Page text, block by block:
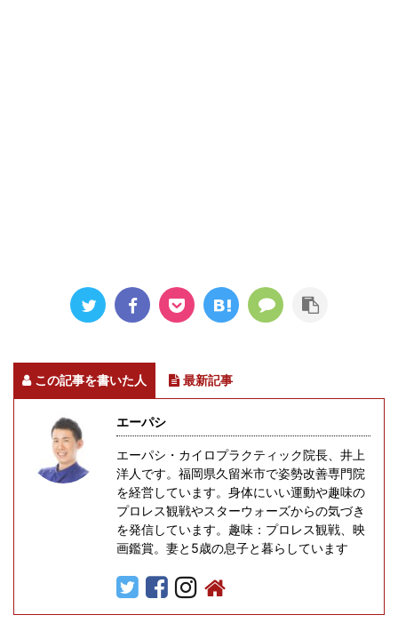
この記事を書いた人 最新記事
エーパシ
エーパシ・カイロプラクティック院長、井上
洋人です。福岡県久留米市で姿勢改善専門院
を経営しています。身体にいい運動や趣味の
プロレス観戦やスターウォーズからの気づき
を発信しています。趣味：プロレス観戦、映
画鑑賞。妻と5歳の息子と暮らしています